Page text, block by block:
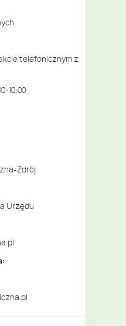
telefonicznym z
10:00
Zdrój
Urzędu